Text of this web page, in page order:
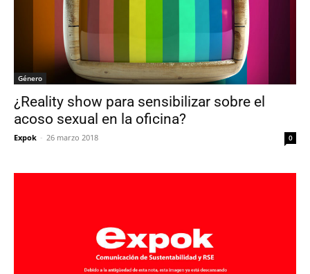
Género
¿Reality show para sensibilizar sobre el
acoso sexual en la oficina?
Expok - 26 marzo 2018 0